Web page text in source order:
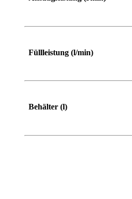
Füllleistung (l/min)
Behälter (l)